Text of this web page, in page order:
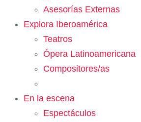
Asesorías Externas
Explora Iberoamérica
Teatros
Ópera Latinoamericana
Compositores/as
En la escena
Espectáculos